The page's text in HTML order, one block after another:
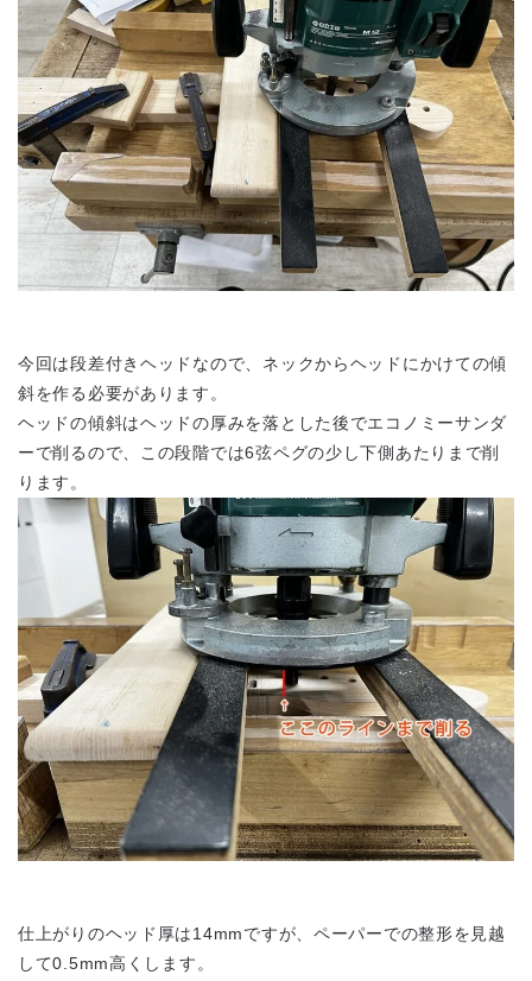
今回は段差付きヘッドなので、ネックからヘッドにかけての傾
斜を作る必要があります。
ヘッドの傾斜はヘッドの厚みを落とした後でエコノミーサンダ
ーで削るので、この段階では6弦ペグの少し下側あたりまで削
ります。
仕上がりのヘッド厚は14mmですが、ペーパーでの整形を見越
して0.5mm高くします。